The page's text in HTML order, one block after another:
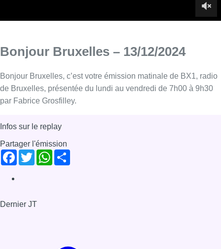
Bonjour Bruxelles – 13/12/2024
Bonjour Bruxelles, c’est votre émission matinale de BX1, radio
de Bruxelles, présentée du lundi au vendredi de 7h00 à 9h30
par Fabrice Grosfilley.
Infos sur le replay
Partager l'émission
Facebook
TwitterWhatsApp
Dernier JT